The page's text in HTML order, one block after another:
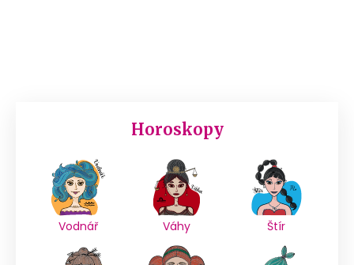
Horoskopy
Vodnář Váhy Štír